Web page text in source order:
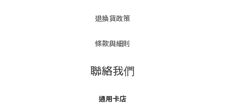
退換貨政策
條款與細則
聯絡我們
通用卡店